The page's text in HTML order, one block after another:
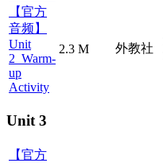
【官方
音频】
Unit
2_Warm-
up
Activity
2.3 M 外教社
Unit 3
【官方